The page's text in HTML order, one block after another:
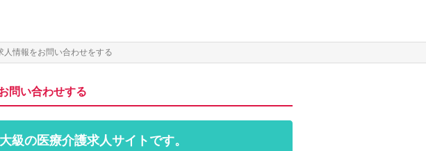
人情報をお問い合わせをする
問い合わせする
級の医療介護求人サイトです。